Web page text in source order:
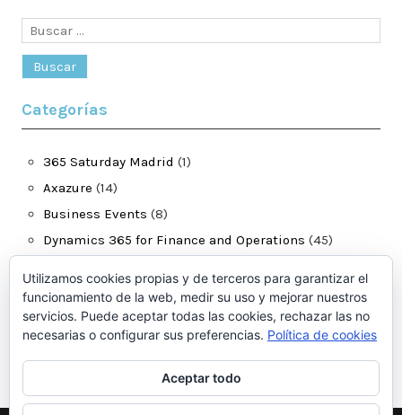
Buscar:
Categorías
365 Saturday Madrid (1)
Axazure (14)
Business Events (8)
Dynamics 365 for Finance and Operations (45)
LCS(4)
Microsoft Business Application Summit(1)
Microsoft Dynamics AX(19)
Utilizamos cookies propias y de terceros para garantizar el
funcionamiento de la web, medir su uso y mejorar nuestros
servicios. Puede aceptar todas las cookies, rechazar las no
necesarias o configurar sus preferencias. Política de cookies
Aceptar todo